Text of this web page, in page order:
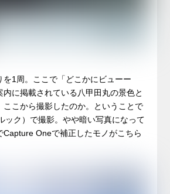
を1周。ここで「どこかにビューー
内に掲載されている八甲田丸の景色と
ここから撮影したのか。ということで
ック）で撮影。やや暗い写真になって
Capture Oneで補正したモノがこちら